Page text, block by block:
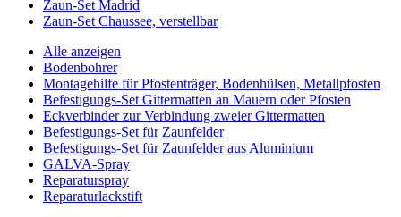
Zaun-Set Madrid
Zaun-Set Chaussee, verstellbar
Alle anzeigen
Bodenbohrer
Montagehilfe für Pfostenträger, Bodenhülsen, Metallpfosten
Befestigungs-Set Gittermatten an Mauern oder Pfosten
Eckverbinder zur Verbindung zweier Gittermatten
Befestigungs-Set für Zaunfelder
Befestigungs-Set für Zaunfelder aus Aluminium
GALVA-Spray
Reparaturspray
Reparaturlackstift